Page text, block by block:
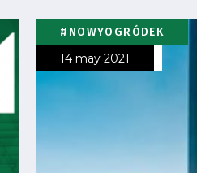
#NOWYOGRÓDEK
14 may 2021